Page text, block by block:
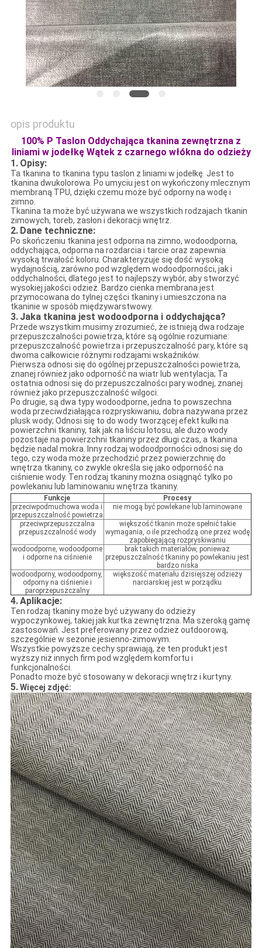
opis produktu
100% P Taslon Oddychająca tkanina zewnętrzna z
liniami w jodełkę Wątek z czarnego włókna do odzieży
1. Opisy:
Ta tkanina to tkanina typu taslon z liniami w jodełkę. Jest to
tkanina dwukolorowa. Po umyciu jest on wykończony mlecznym
membraną TPU, dzięki czemu może być odporny na wodę i
zimno.
Tkanina ta może być używana we wszystkich rodzajach tkanin
zimowych, toreb, zasłon i dekoracji wnętrz.
2. Dane techniczne:
Po skończeniu tkanina jest odporna na zimno, wodoodporna,
oddychająca, odporna na rozdarcia i tarcie oraz zapewnia
wysoką trwałość koloru. Charakteryzuje się dość wysoką
wydajnością, zarówno pod względem wodoodporności, jak i
oddychalności, dlatego jest to najlepszy wybór, aby stworzyć
wysokiej jakości odzież. Bardzo cienka membrana jest
przymocowana do tylnej części tkaniny i umieszczona na
tkaninie w sposób międzywarstwowy.
3. Jaka tkanina jest wodoodporna i oddychająca?
Przede wszystkim musimy zrozumieć, że istnieją dwa rodzaje
przepuszczalności powietrza, które są ogólnie rozumiane:
przepuszczalność powietrza i przepuszczalność pary, które są
dwoma całkowicie różnymi rodzajami wskaźników.
Pierwsza odnosi się do ogólnej przepuszczalności powietrza,
znanej również jako odporność na wiatr lub wentylacja; Ta
ostatnia odnosi się do przepuszczalności pary wodnej, znanej
również jako przepuszczalność wilgoci.
Po drugie, są dwa typy wodoodporne, jedna to powszechna
woda przeciwdziałająca rozpryskiwaniu, dobra nazywana przez
plusk wody; Odnosi się to do wody tworzącej efekt kulki na
powierzchni tkaniny, tak jak na liściu lotosu, ale dużo wody
pozostaje na powierzchni tkaniny przez długi czas, a tkanina
będzie nadal mokra. Inny rodzaj wodoodporności odnosi się do
tego, czy woda może przechodzić przez powierzchnię do
wnętrza tkaniny, co zwykle określa się jako odporność na
ciśnienie wody. Ten rodzaj tkaniny można osiągnąć tylko po
powlekaniu lub laminowaniu wnętrza tkaniny.
Funkcje
Procesy
przeciwpodmuchowa woda i
przepuszczalność powietrza
nie mogą być powlekane lub laminowane
przeciwprzepuszczalna
przepuszczalność wody
większość tkanin może spełnić takie
wymagania, o ile przechodzą one przez wodę
zapobiegającą rozpryskiwaniu
wodoodporne, wodoodporne
i odporne na ciśnienie
brak takich materiałów, ponieważ
przepuszczalność tkaniny po powlekaniu jest
bardzo niska
wodoodporny, wodoodporny,
odporny na ciśnienie i
paroprzepuszczalny
większość materiału dzisiejszej odzieży
narciarskiej jest w porządku
4.Aplikacje:
Ten rodzaj tkaniny może być używany do odzieży
wypoczynkowej, takiej jak kurtka zewnętrzna. Ma szeroką gamę
zastosowań. Jest preferowany przez odzież outdoorową,
szczególnie w sezonie jesienno-zimowym.
Wszystkie powyższe cechy sprawiają, że ten produkt jest
wyższy niż innych firm pod względem komfortu i
funkcjonalności.
Ponadto może być stosowany w dekoracji wnętrz i kurtyny.
5.Więcej zdjęć: